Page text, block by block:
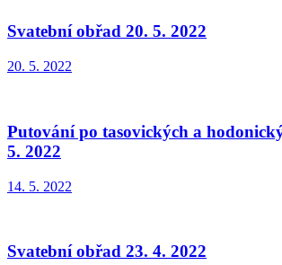
Svatební obřad 20. 5. 2022
20. 5. 2022
Putování po tasovických a
5. 2022
14. 5. 2022
Svatební obřad 23. 4. 2022